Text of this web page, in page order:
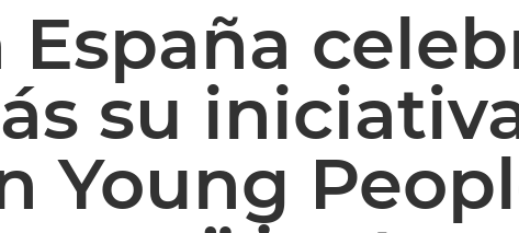
España
su
Young